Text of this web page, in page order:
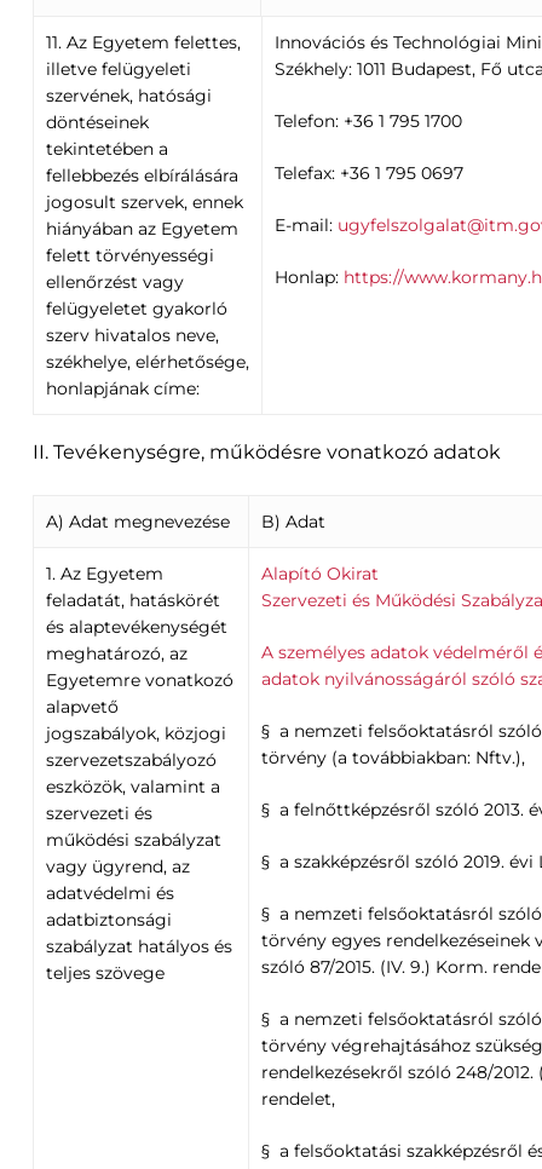
11. Az Egyetem felettes,
illetve felügyeleti
szervének, hatósági
döntéseinek
tekintetében a
fellebbezés elbírálására
jogosult szervek, ennek
hiányában az Egyetem
felett törvényességi
ellenőrzést vagy
felügyeletet gyakorló
szerv hivatalos neve,
székhelye, elérhetősége,
honlapjának címe:
Innovációs és Technológiai
Székhely: 1011 Budapest, Fő
Telefon: +36 1 795 1700
Telefax: +36 1 795 0697
E-mail:
Honlap: https://
II. Tevékenységre, működésre vonatkozó adatok
A) Adat megnevezése B) Adat
1. Az Egyetem
feladatát, hatáskörét
és alaptevékenységét
meghatározó, az
Egyetemre vonatkozó
alapvető
jogszabályok, közjogi
szervezetszabályozó
eszközök, valamint a
szervezeti és
működési szabályzat
vagy ügyrend, az
adatvédelmi és
adatbiztonsági
szabályzat hatályos és
teljes szövege
Alapító Okirat
Szervezeti és Működési
A személyes adatok védelméről
adatok nyilvánosságáról szóló
§ a nemzeti felsőoktatásról szóló
törvény (a továbbiakban: Nftv.),
§ a felnőttképzésről szóló 2013.
§ a szakképzésről szóló 2019. évi
§ a nemzeti felsőoktatásról szóló
törvény egyes rendelkezéseinek
szóló 87/2015. (IV. 9.) Korm.
§ a nemzeti felsőoktatásról szóló
törvény végrehajtásához
rendelkezésekről szóló 248/2012.
rendelet,
§ a felsőoktatási szakképzésről